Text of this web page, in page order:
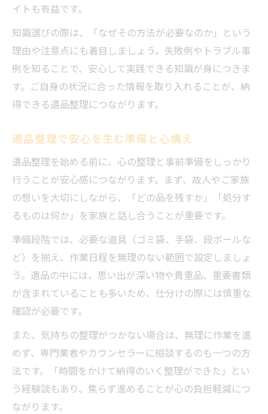
イトも有益です。
知識選びの際は、「なぜその方法が必要なのか」という
理由や注意点にも着目しましょう。失敗例やトラブル事
例を知ることで、安心して実践できる知識が身につきま
す。ご自身の状況に合った情報を取り入れることが、納
得できる遺品整理につながります。
遺品整理で安心を生む準備と心構え
遺品整理を始める前に、心の整理と事前準備をしっかり
行うことが安心感につながります。まず、故人やご家族
の想いを大切にしながら、「どの品を残すか」「処分す
るものは何か」を家族と話し合うことが重要です。
準備段階では、必要な道具（ゴミ袋、手袋、段ボールな
ど）を揃え、作業日程を無理のない範囲で設定しましょ
う。遺品の中には、思い出が深い物や貴重品、重要書類
が含まれていることも多いため、仕分けの際には慎重な
確認が必要です。
また、気持ちの整理がつかない場合は、無理に作業を進
めず、専門業者やカウンセラーに相談するのも一つの方
法です。「時間をかけて納得のいく整理ができた」とい
う経験談もあり、焦らず進めることが心の負担軽減につ
ながります。